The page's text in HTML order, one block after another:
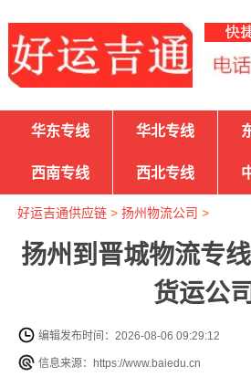
华东专线 华北专线
西南专线 西北专线
好运吉通供应链> 扬州物流公司 >
扬州到晋城物流专
货运公司
编辑发布时间：2026-08-06 09:29:12
信息来源：https://www.baiedu.cn